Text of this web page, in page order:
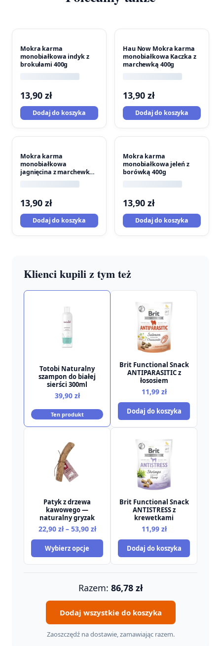
Mokra karma
monobiałkowa indyk z
brokułami 400g
13,90 zł
Dodaj do koszyka
Hau Now Mokra karma
monobiałkowa Kaczka z
marchewką 400g
13,90 zł
Dodaj do koszyka
Mokra karma
monobiałkowa
jagnięcina z marchewką
13,90 zł
Dodaj do koszyka
Mokra karma
monobiałkowa jeleń z
borówką 400g
13,90 zł
Dodaj do koszyka
Klienci kupili z tym też
Totobi Naturalny
szampon do białej
sierści 300ml
39,90 zł
Ten produkt
Brit Functional Snack
ANTIPARASITIC z
łososiem
11,99 zł
Dodaj do koszyka
Patyk z drzewa
kawowego —
naturalny gryzak
22,90 zł – 53,90 złZakres
cen:
22,90 zł
Wybierz opcje
Brit Functional Snack
ANTISTRESS z
krewetkami
11,99 zł
Dodaj do koszyka
Razem: 86,78 zł
Dodaj wszystkie do koszyka
Zaoszczędź na dostawie, zamawiając razem.